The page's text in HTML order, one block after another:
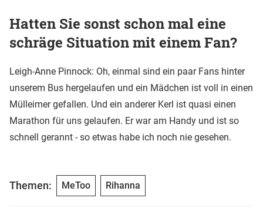
Hatten Sie sonst schon mal eine
schräge Situation mit einem Fan?
Leigh-Anne Pinnock: Oh, einmal sind ein paar Fans hinter
unserem Bus hergelaufen und ein Mädchen ist voll in einen
Mülleimer gefallen. Und ein anderer Kerl ist quasi einen
Marathon für uns gelaufen. Er war am Handy und ist so
schnell gerannt - so etwas habe ich noch nie gesehen.
Themen: MeToo Rihanna